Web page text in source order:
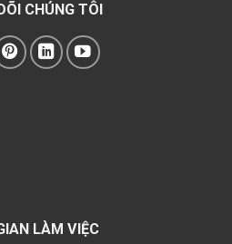
CHÚNG TÔI
LÀM VIỆC